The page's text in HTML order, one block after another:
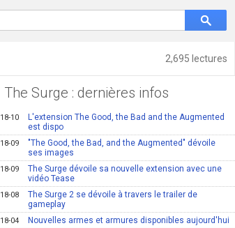
2,695 lectures
The Surge : dernières infos
18-10
L'extension The Good, the Bad and the Augmented
est dispo
18-09
"The Good, the Bad, and the Augmented" dévoile
ses images
18-09
The Surge dévoile sa nouvelle extension avec une
vidéo Tease
18-08
The Surge 2 se dévoile à travers le trailer de
gameplay
18-04 Nouvelles armes et armures disponibles aujourd'hui